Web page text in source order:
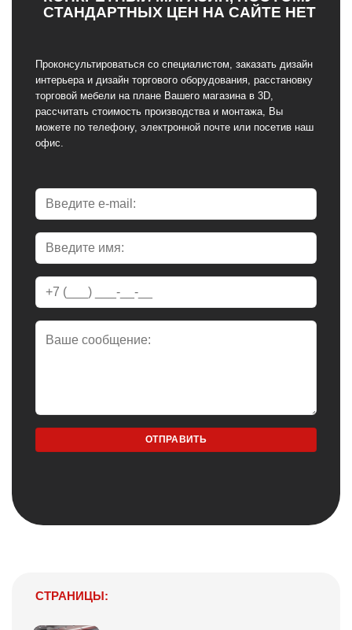
СТАНДАРТНЫХ ЦЕН НА САЙТЕ НЕТ
Проконсультироваться со специалистом, заказать дизайн
интерьера и дизайн торгового оборудования, расстановку
торговой мебели на плане Вашего магазина в 3D,
рассчитать стоимость производства и монтажа, Вы
можете по телефону, электронной почте или посетив наш
офис.
СТРАНИЦЫ: